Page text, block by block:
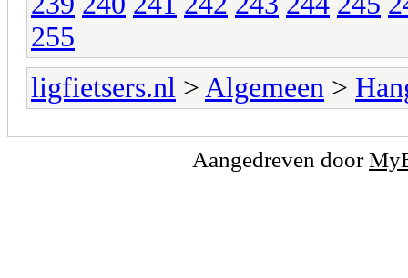
255
ligfietsers.nl > Algemeen >
Aangedreven door